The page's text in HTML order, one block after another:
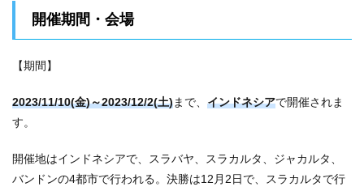
開催期間・会場
【期間】
2023/11/10(金)～2023/12/2(土)まで、 インドネシアで開催されま
す。
開催地はインドネシアで、スラバヤ、スラカルタ、ジャカルタ、
バンドンの4都市で行われる。決勝は12月2日で、スラカルタで行